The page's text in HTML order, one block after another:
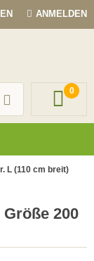
ANMELDEN
0
L (110 cm breit)
200